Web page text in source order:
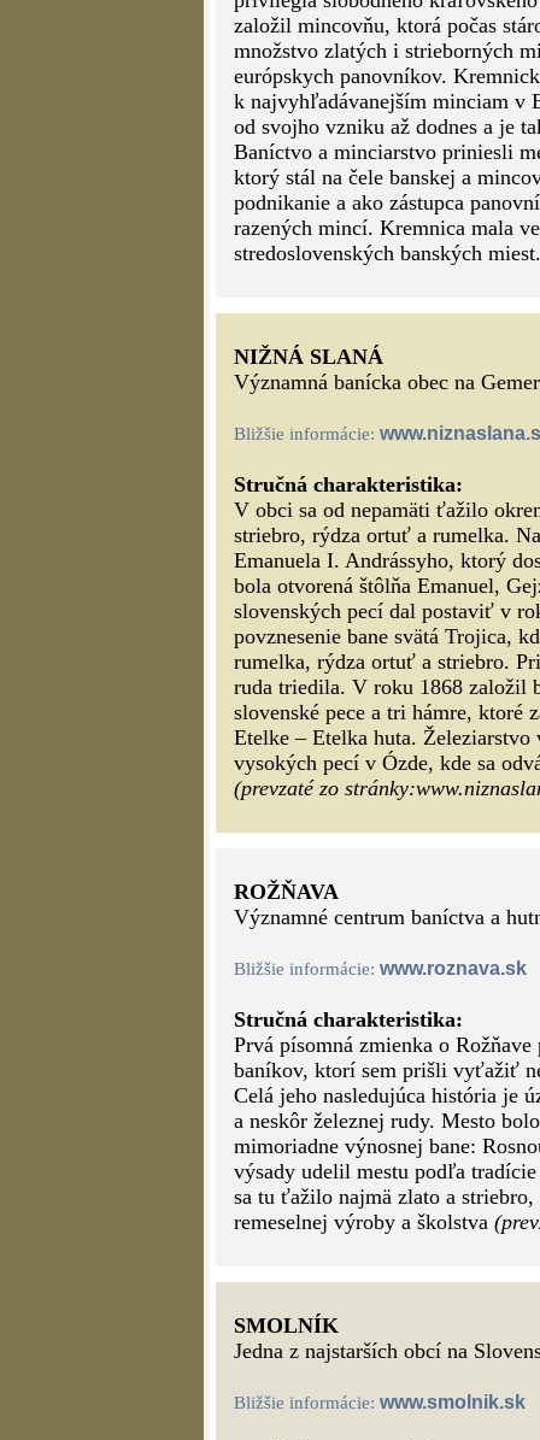
založil mincovňu, ktorá počas
množstvo zlatých i strieborných
európskych panovníkov.
k najvyhľadávanejším minciam v
od svojho vzniku až dodnes a je
Baníctvo a minciarstvo priniesli
ktorý stál na čele banskej a
podnikanie a ako zástupca
razených mincí. Kremnica mala
stredoslovenských banských miest.
NIŽNÁ SLANÁ
Významná banícka obec na
Bližšie informácie:
Stručná charakteristika:
V obci sa od nepamäti ťažilo
striebro, rýdza ortuť a rumelka.
Emanuela I. Andrássyho, ktorý
bola otvorená štôlňa Emanuel,
slovenských pecí dal postaviť v
povznesenie bane svätá Trojica,
rumelka, rýdza ortuť a striebro.
ruda triedila. V roku 1868 založil
slovenské pece a tri hámre, ktoré
Etelke – Etelka huta.
vysokých pecí v Ózde, kde sa
(prevzaté zo
ROŽŇAVA
Významné centrum baníctva a
Bližšie informácie: www.roznava.sk
Stručná charakteristika:
Prvá písomná zmienka o
baníkov, ktorí sem prišli vyťažiť
Celá jeho nasledujúca história je
a neskôr železnej rudy. Mesto
mimoriadne výnosnej bane:
výsady udelil mestu podľa
sa tu ťažilo najmä zlato a
remeselnej výroby a školstva
SMOLNÍK
Jedna z najstarších obcí na
Bližšie informácie: www.smolnik.sk